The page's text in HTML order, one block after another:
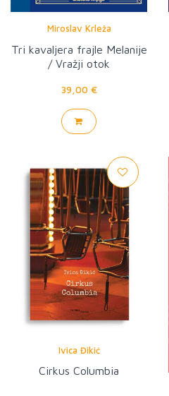
Miroslav Krleža
Tri kavaljera frajle Melanije
/ Vražji otok
39,00 €
Ivica Đikić
Cirkus Columbia